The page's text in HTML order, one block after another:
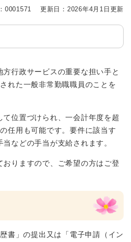
0001571 更新日：2026年4月1日更新
行政サービスの重要な担い手と
れた一般非常勤職職員のことを
位置づけられ、一会計年度を超
任用も可能です。要件に該当す
などの手当が支給されます。
りますので、ご希望の方はご登
書」の提出又は「電子申請（イン